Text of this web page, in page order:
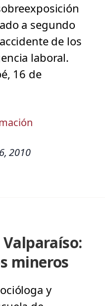
a segundo
de los
laboral.
16 de
2010
mineros
y